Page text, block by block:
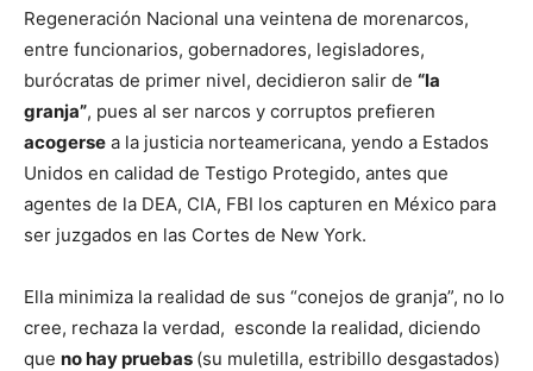
Regeneración Nacional una veintena de morenarcos,
entre funcionarios, gobernadores, legisladores,
burócratas de primer nivel, decidieron salir de “la
granja”, pues al ser narcos y corruptos prefieren
acogerse a la justicia norteamericana, yendo a Estados
Unidos en calidad de Testigo Protegido, antes que
agentes de la DEA, CIA, FBI los capturen en México para
ser juzgados en las Cortes de New York.
Ella minimiza la realidad de sus “conejos de granja”, no lo
cree, rechaza la verdad, esconde la realidad, diciendo
que no hay pruebas (su muletilla, estribillo desgastados)